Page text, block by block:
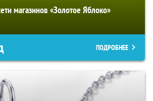
магазинов «Золотое Яблоко»
ПОДРОБНЕЕ